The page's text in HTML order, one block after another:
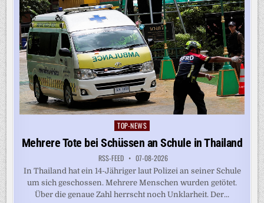
Posted
in
TOP-NEWS
Mehrere Tote bei Schüssen an Schule in Thailand
RSS-FEED 07-08-2026
In Thailand hat ein 14-Jähriger laut Polizei an seiner Schule
um sich geschossen. Mehrere Menschen wurden getötet.
Über die genaue Zahl herrscht noch Unklarheit. Der...